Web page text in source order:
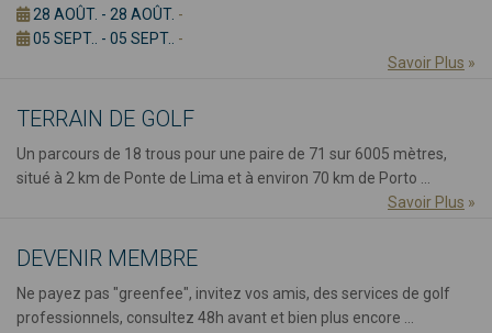
28 AOÛT. - 28 AOÛT. -
05 SEPT.. - 05 SEPT.. -
Savoir Plus »
TERRAIN DE GOLF
Un parcours de 18 trous pour une paire de 71 sur 6005 mètres,
situé à 2 km de Ponte de Lima et à environ 70 km de Porto ...
Savoir Plus »
DEVENIR MEMBRE
Ne payez pas "greenfee", invitez vos amis, des services de golf
professionnels, consultez 48h avant et bien plus encore ...